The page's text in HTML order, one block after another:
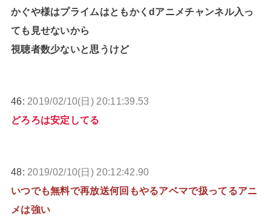
かぐや様はプライムはともかくdアニメチャンネル入っ
ても見せないから
視聴者数少ないと思うけど
46: 2019/02/10(日) 20:11:39.53
どろろは安定してる
48: 2019/02/10(日) 20:12:42.90
いつでも無料で再放送何回もやるアベマで扱ってるアニ
メは強い